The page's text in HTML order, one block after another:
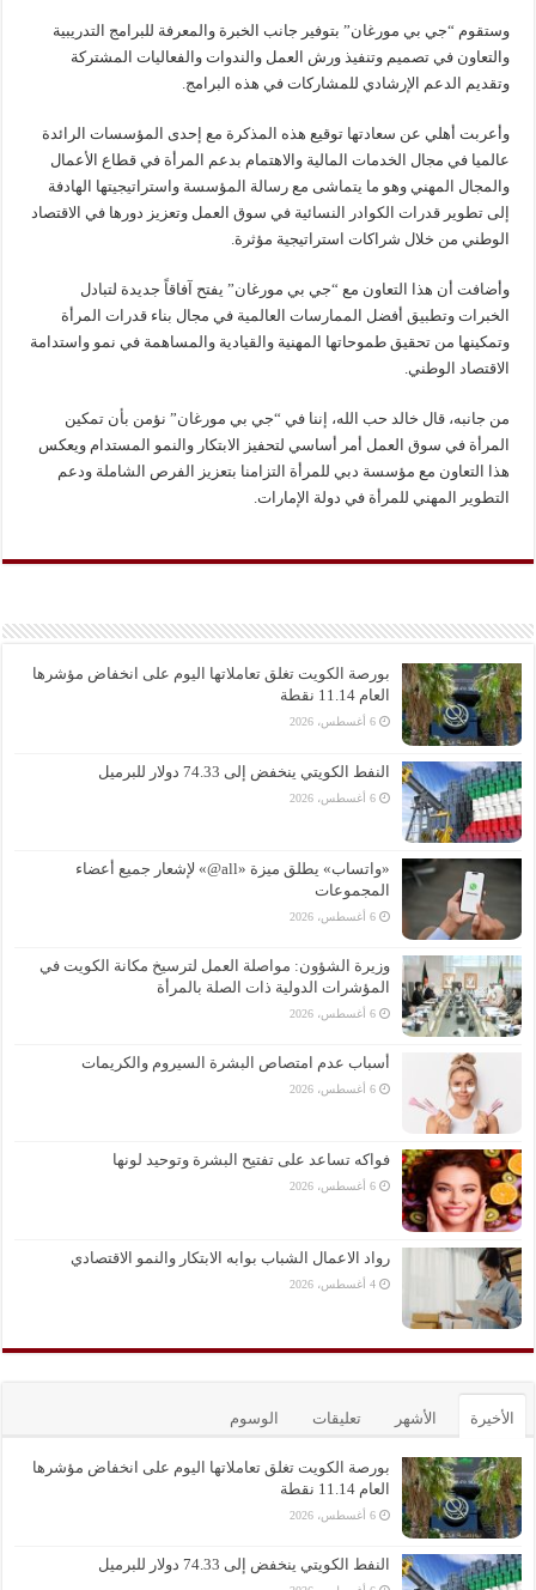
وستقوم “جي بي مورغان” بتوفير جانب الخبرة والمعرفة للبرامج التدريبية
والتعاون في تصميم وتنفيذ ورش العمل والندوات والفعاليات المشتركة
وتقديم الدعم الإرشادي للمشاركات في هذه البرامج.
وأعربت أهلي عن سعادتها توقيع هذه المذكرة مع إحدى المؤسسات الرائدة
عالميا في مجال الخدمات المالية والاهتمام بدعم المرأة في قطاع الأعمال
والمجال المهني وهو ما يتماشى مع رسالة المؤسسة واستراتيجيتها الهادفة
إلى تطوير قدرات الكوادر النسائية في سوق العمل وتعزيز دورها في الاقتصاد
الوطني من خلال شراكات استراتيجية مؤثرة.
وأضافت أن هذا التعاون مع “جي بي مورغان” يفتح آفاقاً جديدة لتبادل
الخبرات وتطبيق أفضل الممارسات العالمية في مجال بناء قدرات المرأة
وتمكينها من تحقيق طموحاتها المهنية والقيادية والمساهمة في نمو واستدامة
الاقتصاد الوطني.
من جانبه، قال خالد حب الله، إننا في “جي بي مورغان” نؤمن بأن تمكين
المرأة في سوق العمل أمر أساسي لتحفيز الابتكار والنمو المستدام ويعكس
هذا التعاون مع مؤسسة دبي للمرأة التزامنا بتعزيز الفرص الشاملة ودعم
التطوير المهني للمرأة في دولة الإمارات.
بورصة الكويت تغلق تعاملاتها اليوم على انخفاض مؤشرها
العام 11.14 نقطة
6 أغسطس، 2026
النفط الكويتي ينخفض إلى 74.33 دولار للبرميل
6 أغسطس، 2026
«واتساب» يطلق ميزة «all@» لإشعار جميع أعضاء
المجموعات
6 أغسطس، 2026
وزيرة الشؤون: مواصلة العمل لترسيخ مكانة الكويت في
المؤشرات الدولية ذات الصلة بالمرأة
6 أغسطس، 2026
أسباب عدم امتصاص البشرة السيروم والكريمات
6 أغسطس، 2026
فواكه تساعد على تفتيح البشرة وتوحيد لونها
6 أغسطس، 2026
رواد الاعمال الشباب بوابه الابتكار والنمو الاقتصادي
4 أغسطس، 2026
الأخيرة الأشهر تعليقات الوسوم
بورصة الكويت تغلق تعاملاتها اليوم على انخفاض مؤشرها
العام 11.14 نقطة
6 أغسطس، 2026
النفط الكويتي ينخفض إلى 74.33 دولار للبرميل